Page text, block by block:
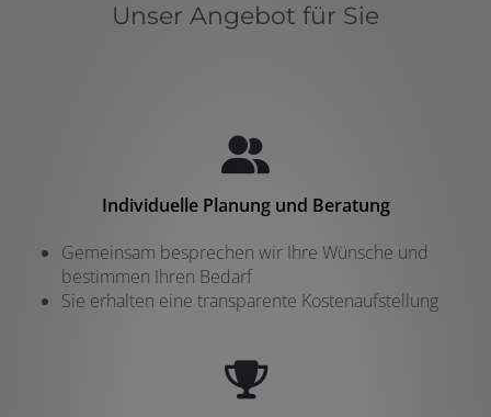
Unser Angebot für Sie
Individuelle Planung und Beratung
Gemeinsam besprechen wir Ihre Wünsche und
bestimmen Ihren Bedarf
Sie erhalten eine transparente Kostenaufstellung